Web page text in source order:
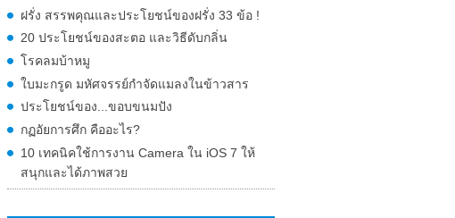
ฝรั่ง สรรพคุณและประโยชน์ของฝรั่ง 33 ข้อ !
20 ประโยชน์ของสะตอ และวิธีดับกลิ่น
โรคลมบ้าหมู
ใบมะกรูด มหัศจรรย์กำจัดแมลงในข้าวสาร
ประโยชน์ของ...ขอบขนมปัง
กฏอัยการศึก คืออะไร?
10 เทคนิคใช้การงาน Camera ใน iOS 7 ให้
สนุกและได้ภาพสวย